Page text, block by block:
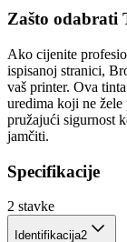
Zašto
Ako cijenite
ispisanoj stranici,
vaš printer. Ova
uredima koji ne
pružajući sigurnost
jamčiti.
Specifikacije
2 stavke
Identifikacija2